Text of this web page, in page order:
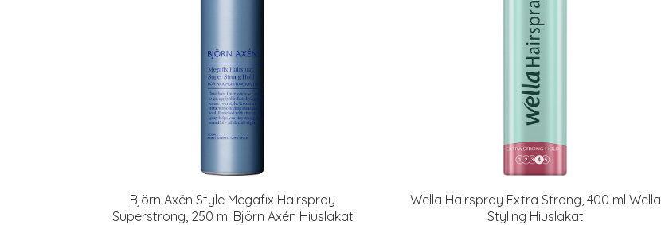
Björn Axén Style Megafix Hairspray
Superstrong, 250 ml Björn Axén Hiuslakat
Wella Hairspray Extra Strong, 400 ml Wella
Styling Hiuslakat